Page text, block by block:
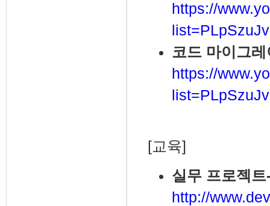
https://
코드 마이그
https://
[교육]
실무 프로젝
http://